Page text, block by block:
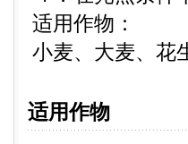
适用作物：
小麦、大麦、花
适用作物